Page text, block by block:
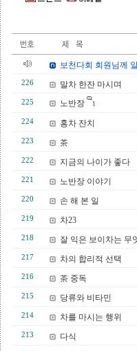
보천다회 회원님께
226 말차 한잔 마시며
225 노반장 1
224 홍차 잔치
223 茶
222 지금의 나이가 좋다
221 노반장 이야기
220 손 해 본 일
219 차23
218 잘 익은 보이차는 무
217 차의 합리적 선택
216 茶 중독
215 당류와 비타민
214 차를 마시는 행위
213 다식